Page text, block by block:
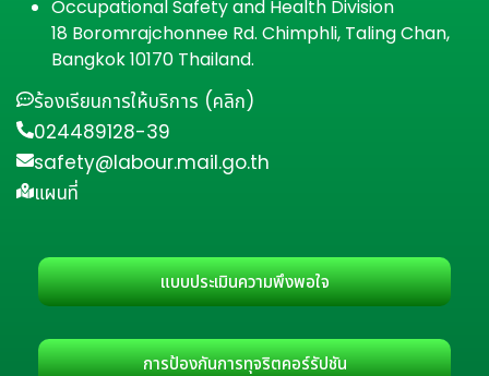
Occupational Safety and Health Division
18 Boromrajchonnee Rd. Chimphli, Taling Chan,
Bangkok 10170 Thailand.
ร้องเรียนการให้บริการ (คลิก)
024489128-39
safety@labour.mail.go.th
แผนที่
แบบประเมินความพึงพอใจ
การป้องกันการทุจริตคอร์รัปชัน